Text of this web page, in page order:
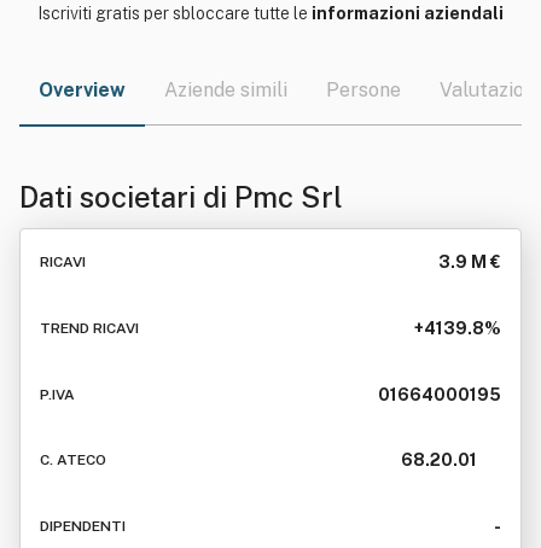
Iscriviti gratis per sbloccare tutte le informazioni aziendali
Overview Aziende simili Persone Valutazioni
Dati societari di Pmc Srl
RICAVI 3.9 M €
TREND RICAVI +4139.8%
P.IVA 01664000195
C. ATECO 68.20.01
DIPENDENTI -